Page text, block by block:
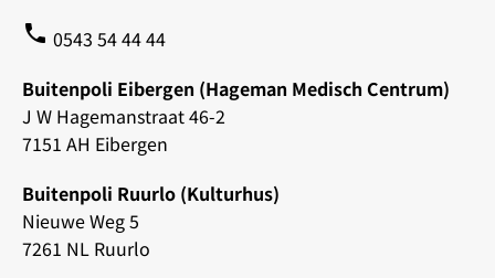
phone 0543 54 44 44
Buitenpoli Eibergen (Hageman Medisch Centrum)
J W Hagemanstraat 46-2
7151 AH Eibergen
Buitenpoli Ruurlo (Kulturhus)
Nieuwe Weg 5
7261 NL Ruurlo